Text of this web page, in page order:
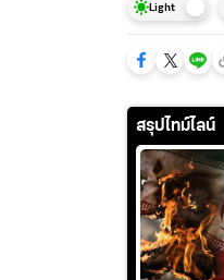
Light
สรุปไทม์ไลน์